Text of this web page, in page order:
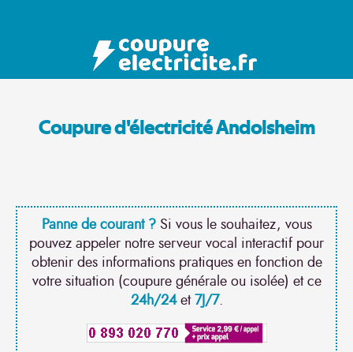
Coupure d'électricité Andolsheim
Panne de courant ?Si vous le souhaitez, vous
pouvez appeler notre serveur vocal interactif pour
obtenir des informations pratiques en fonction de
votre situation (coupure générale ou isolée) et ce
24h/24et7J/7.